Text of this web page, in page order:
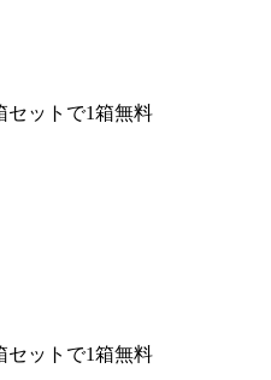
セットで1箱無料
セットで1箱無料